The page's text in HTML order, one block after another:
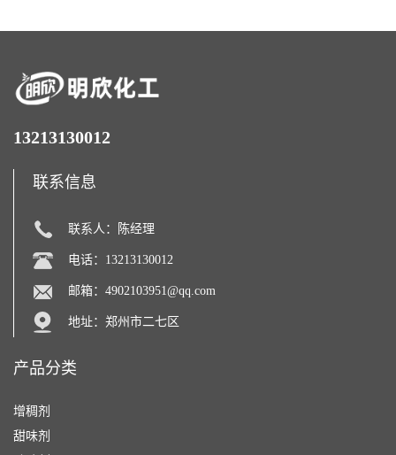
13213130012
联系信息
联系人：陈经理
电话：13213130012
邮箱： 4902103951@qq.com
地址：郑州市二七区
产品分类
增稠剂
甜味剂